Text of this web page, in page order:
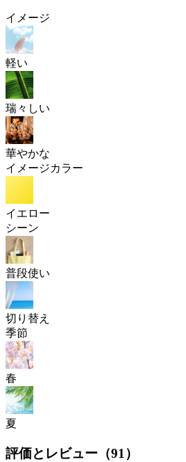
イメージ
軽い
瑞々しい
華やかな
イメージカラー
イエロー
シーン
普段使い
切り替え
季節
春
夏
評価とレビュー（91 ）